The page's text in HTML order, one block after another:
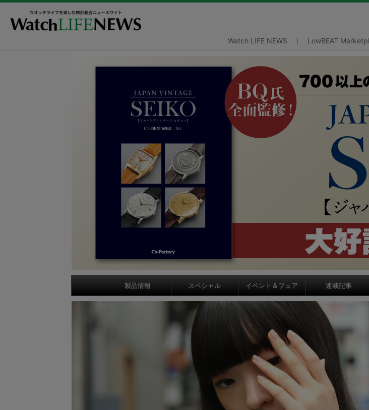
Watch LIFE NEWS LowBEAT
製品情報 スペシャル イベント＆フェア 連載記事